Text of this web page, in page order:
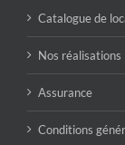
Catalogue de
Nos réalisations
Assurance
Conditions